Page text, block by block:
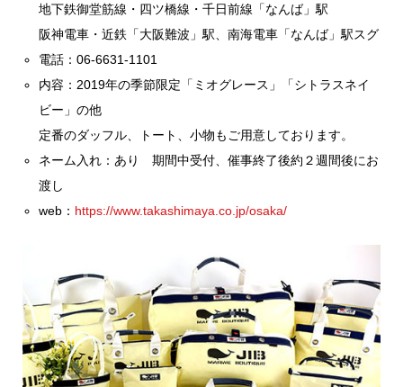
地下鉄御堂筋線・四ツ橋線・千日前線「なんば」駅
阪神電車・近鉄「大阪難波」駅、南海電車「なんば」駅スグ
電話：06-6631-1101
内容：2019年の季節限定「ミオグレース」「シトラスネイ
ビー」の他
定番のダッフル、トート、小物もご用意しております。
ネーム入れ：あり 期間中受付、催事終了後約２週間後にお
渡し
web： https://www.takashimaya.co.jp/osaka/